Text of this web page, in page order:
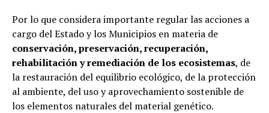
Por lo que considera importante regular las acciones a
cargo del Estado y los Municipios en materia de
conservación, preservación, recuperación,
rehabilitación y remediación de los ecosistemas, de
la restauración del equilibrio ecológico, de la protección
al ambiente, del uso y aprovechamiento sostenible de
los elementos naturales del material genético.